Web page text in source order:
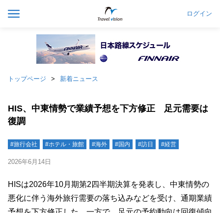
ログイン
トップページ 新着ニュース
HIS、中東情勢で業績予想を下方修正 足元需要は
復調
#旅行会社 #ホテル・旅館 #海外 #国内 #訪日 #経営
2026年6月14日
HISは2026年10月期第2四半期決算を発表し、中東情勢の
悪化に伴う海外旅行需要の落ち込みなどを受け、通期業績